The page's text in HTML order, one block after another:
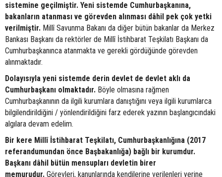
sistemine geçilmiştir. Yeni sistemde Cumhurbaşkanına,
bakanların atanması ve görevden alınması dâhil pek çok yetki
verilmiştir. Millî Savunma Bakanı da diğer bütün bakanlar da Merkez
Bankası Başkanı da rektörler de Millî İstihbarat Teşkilatı Başkanı da
Cumhurbaşkanınca atanmakta ve gerekli gördüğünde görevden
alınmaktadır.
Dolayısıyla yeni sistemde derin devlet de devlet aklı da
Cumhurbaşkanı olmaktadır. Böyle olmasına rağmen
Cumhurbaşkanının da ilgili kurumlara danıştığını veya ilgili kurumlarca
bilgilendirildiğini / yönlendirildiğini farz ederek yazının başlangıcındaki
algılara devam edelim.
Bir kere Millî İstihbarat Teşkilatı, Cumhurbaşkanlığına (2017
referandumundan önce Başbakanlığa) bağlı bir kurumdur.
Başkanı dâhil bütün mensupları devletin birer
memurudur. Görevleri, kanunlarında kendilerine verilenleri yerine